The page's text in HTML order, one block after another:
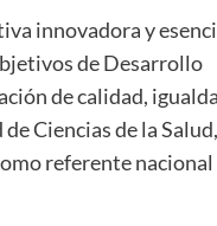
innovadora y
de Desarrollo
de calidad,
Ciencias de la Salud,
referente nacional